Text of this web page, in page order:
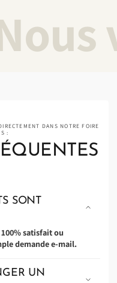
DANS NOTRE FOIRE
:
SONT
100% satisfait ou
demande e-mail.
UN